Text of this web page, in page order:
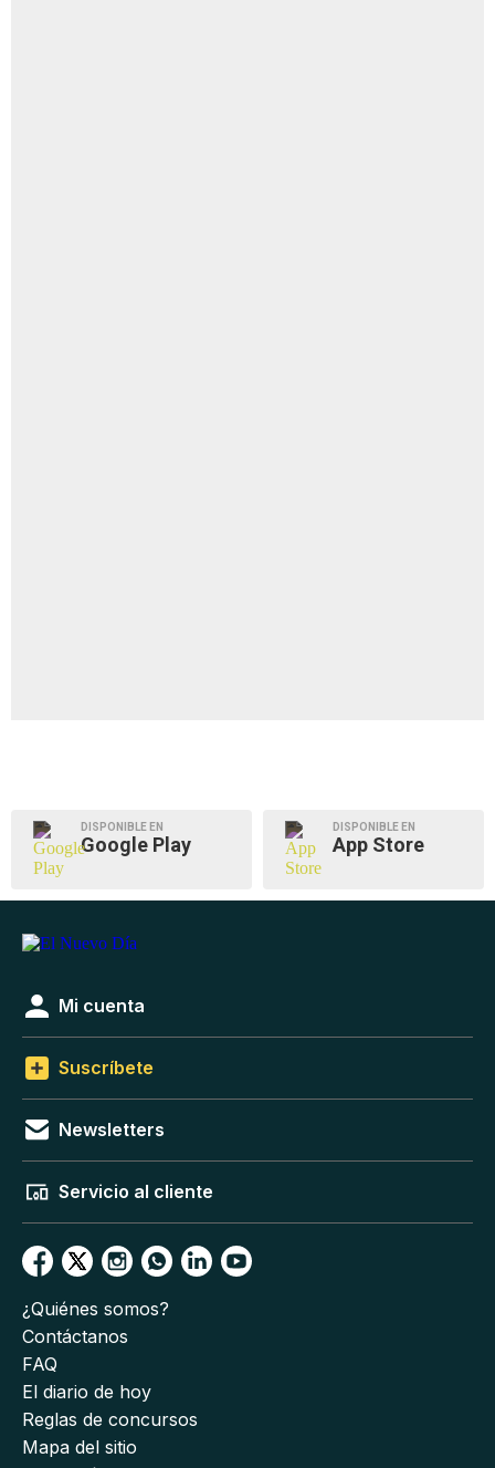
DISPONIBLE EN
Google Play
DISPONIBLE EN
App Store
Mi cuenta
Suscríbete
Newsletters
Servicio al cliente
¿Quiénes somos?
Contáctanos
FAQ
El diario de hoy
Reglas de concursos
Mapa del sitio